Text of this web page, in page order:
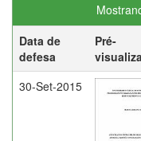
Data de
defesa
Pré-
30-Set-2015